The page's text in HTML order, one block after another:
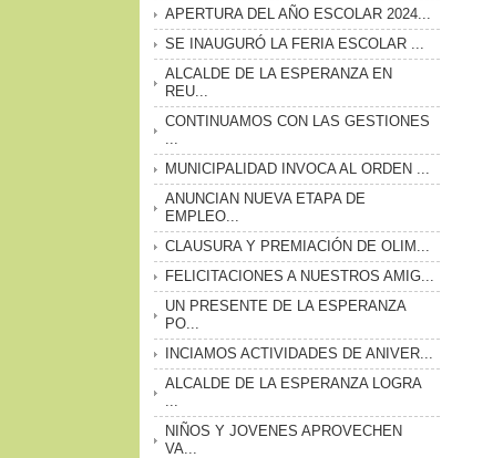
APERTURA DEL AÑO ESCOLAR 2024...
SE INAUGURÓ LA FERIA ESCOLAR ...
ALCALDE DE LA ESPERANZA EN
REU...
CONTINUAMOS CON LAS GESTIONES
MUNICIPALIDAD INVOCA AL ORDEN ...
ANUNCIAN NUEVA ETAPA DE
EMPLEO...
CLAUSURA Y PREMIACIÓN DE OLIM...
FELICITACIONES A NUESTROS AMIG...
UN PRESENTE DE LA ESPERANZA
PO...
INCIAMOS ACTIVIDADES DE ANIVER...
ALCALDE DE LA ESPERANZA LOGRA
NIÑOS Y JOVENES APROVECHEN
VA...